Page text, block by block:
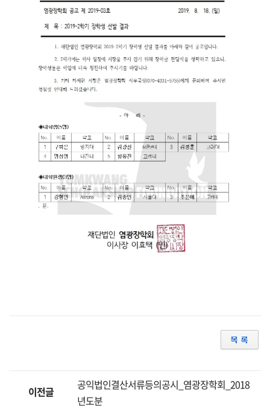
이전글
공익법인결산서류등의공시_염광장학회_2018
년도분